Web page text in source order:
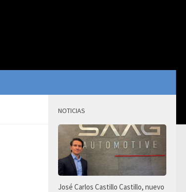
NOTICIAS
José Carlos Castillo Castillo, nuevo